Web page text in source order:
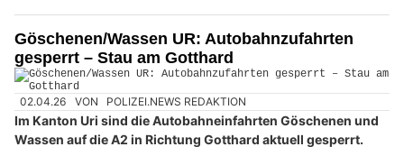
Göschenen/Wassen UR: Autobahnzufahrten
gesperrt – Stau am Gotthard
02.04.26 VON POLIZEI.NEWS REDAKTION
Im Kanton Uri sind die Autobahneinfahrten Göschenen und
Wassen auf die A2 in Richtung Gotthard aktuell gesperrt.